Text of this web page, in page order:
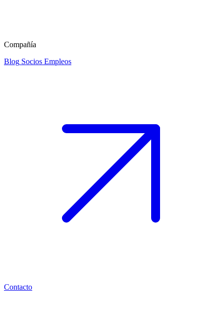
Compañía
Blog Socios Empleos
Contacto